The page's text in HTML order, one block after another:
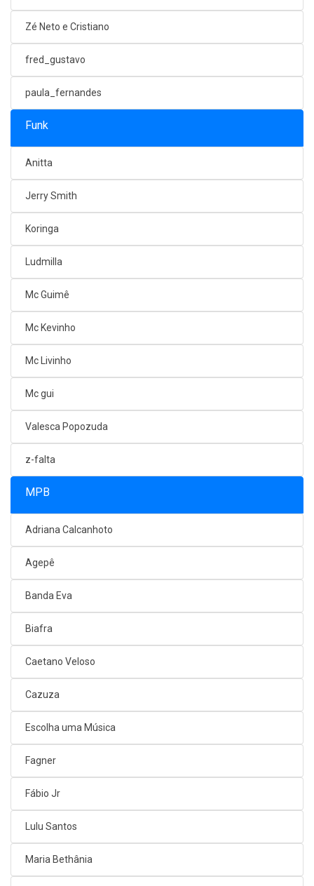
Zé Neto e Cristiano
fred_gustavo
paula_fernandes
Funk
Anitta
Jerry Smith
Koringa
Ludmilla
Mc Guimê
Mc Kevinho
Mc Livinho
Mc gui
Valesca Popozuda
z-falta
MPB
Adriana Calcanhoto
Agepê
Banda Eva
Biafra
Caetano Veloso
Cazuza
Escolha uma Música
Fagner
Fábio Jr
Lulu Santos
Maria Bethânia